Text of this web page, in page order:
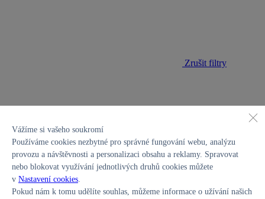
Zrušit filtry
Zrušit filtry
Cena vozu
409000
1604890
Vážíme si vašeho soukromí
Používáme cookies nezbytné pro správné fungování webu, analýzu
provozu a návštěvnosti a personalizaci obsahu a reklamy. Spravovat
nebo blokovat využívání jednotlivých druhů cookies můžete
v Nastavení cookies.
Pokud nám k tomu udělíte souhlas, můžeme informace o užívání našich